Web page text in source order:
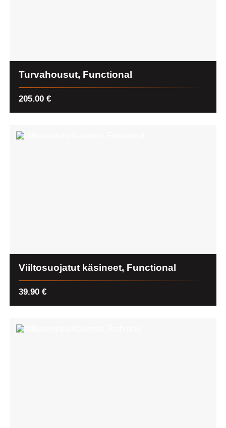
Turvahousut, Functional
205.00 €
Viiltosuojatut käsineet, Functional
39.90 €